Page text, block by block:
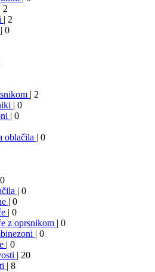
| 2
| 2
| 0
| 2
| 0
| 0
oblačila | 0
| 0
| 0
| 0
z oprsnikom | 0
| 0
| 0
| 20
| 8